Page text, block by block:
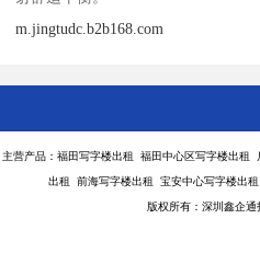
m.jingtudc.b2b168.com
主营产品：福田写字楼出租 福田中心区写字楼出
出租 前海写字楼出租 宝安中心写字楼出
版权所有：深圳鑫企通